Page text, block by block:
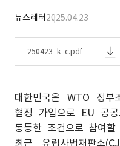
뉴스레터2025.04.23
250423_k_c.pdf
대한민국은 WTO 정부
협정 가입으로 EU 공
동등한 조건으로 참여
최근 유럽사법재판소